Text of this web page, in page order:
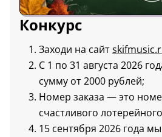
Конкурс
Заходи на сайт
С 1 по 31 августа 2026
сумму от 2000 рублей;
Номер заказа — это
счастливого
15 сентября 2026 года